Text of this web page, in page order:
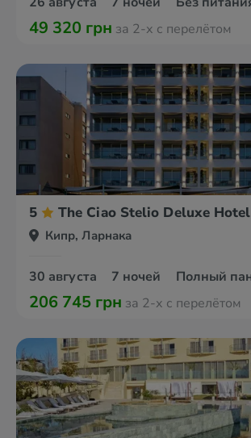
49 320 грн за 2-х с перелётом
5 The Ciao Stelio Deluxe Hotel
Кипр, Ларнака
30 августа 7 ночей Полный
206 745 грн за 2-х с перелётом